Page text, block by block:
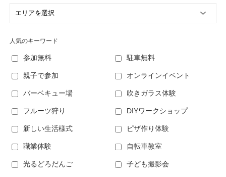
人気のキーワード
参加無料 駐車無料
親子で参加 オンラインイベント
バーベキュー場 吹きガラス体験
フルーツ狩り DIYワークショップ
新しい生活様式 ピザ作り体験
職業体験 自転車教室
光るどろだんご 子ども撮影会